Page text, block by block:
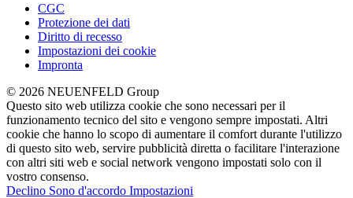
CGC
Protezione dei dati
Diritto di recesso
Impostazioni dei cookie
Impronta
© 2026 NEUENFELD Group
Questo sito web utilizza cookie che sono necessari per il
funzionamento tecnico del sito e vengono sempre impostati. Altri
cookie che hanno lo scopo di aumentare il comfort durante l'utilizzo
di questo sito web, servire pubblicità diretta o facilitare l'interazione
con altri siti web e social network vengono impostati solo con il
vostro consenso.
Declino Sono d'accordo Impostazioni